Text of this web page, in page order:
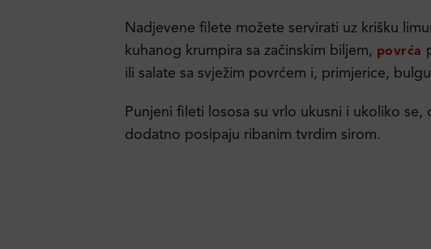
Nadjevene filete možete servirati uz krišku
kuhanog krumpira sa začinskim biljem, povrća
ili salate sa svježim povrćem i, primjerice,
Punjeni fileti lososa su vrlo ukusni i ukoliko se,
dodatno posipaju ribanim tvrdim sirom.